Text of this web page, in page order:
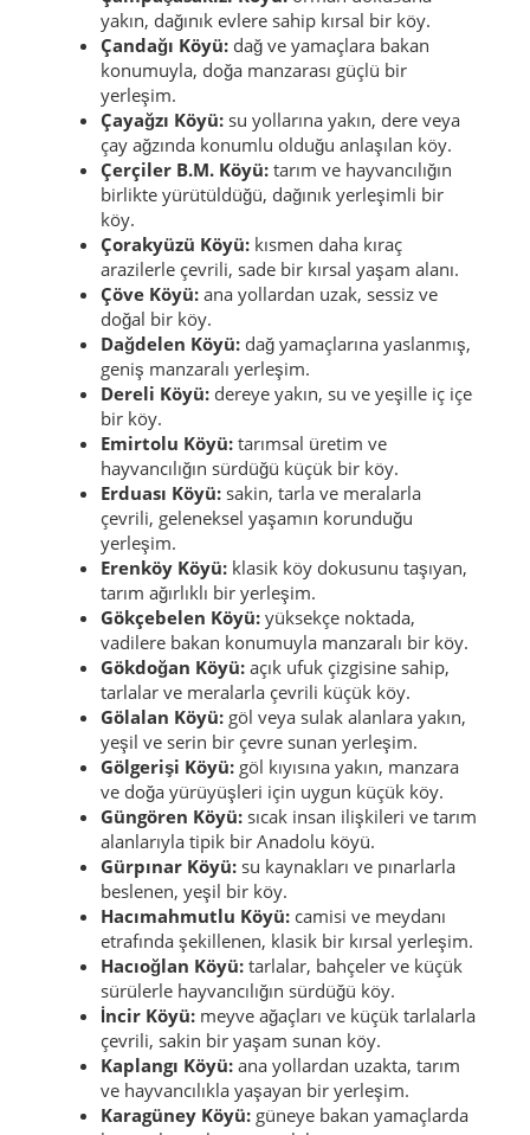
yakın, dağınık evlere sahip kırsal bir köy.
Çandağı Köyü: dağ ve yamaçlara bakan
konumuyla, doğa manzarası güçlü bir
yerleşim.
Çayağzı Köyü: su yollarına yakın, dere veya
çay ağzında konumlu olduğu anlaşılan köy.
Çerçiler B.M. Köyü: tarım ve hayvancılığın
birlikte yürütüldüğü, dağınık yerleşimli bir
köy.
Çorakyüzü Köyü: kısmen daha kıraç
arazilerle çevrili, sade bir kırsal yaşam alanı.
Çöve Köyü: ana yollardan uzak, sessiz ve
doğal bir köy.
Dağdelen Köyü: dağ yamaçlarına yaslanmış,
geniş manzaralı yerleşim.
Dereli Köyü: dereye yakın, su ve yeşille iç içe
bir köy.
Emirtolu Köyü: tarımsal üretim ve
hayvancılığın sürdüğü küçük bir köy.
Erduası Köyü: sakin, tarla ve meralarla
çevrili, geleneksel yaşamın korunduğu
yerleşim.
Erenköy Köyü: klasik köy dokusunu taşıyan,
tarım ağırlıklı bir yerleşim.
Gökçebelen Köyü: yüksekçe noktada,
vadilere bakan konumuyla manzaralı bir köy.
Gökdoğan Köyü: açık ufuk çizgisine sahip,
tarlalar ve meralarla çevrili küçük köy.
Gölalan Köyü: göl veya sulak alanlara yakın,
yeşil ve serin bir çevre sunan yerleşim.
Gölgerişi Köyü: göl kıyısına yakın, manzara
ve doğa yürüyüşleri için uygun küçük köy.
Güngören Köyü: sıcak insan ilişkileri ve tarım
alanlarıyla tipik bir Anadolu köyü.
Gürpınar Köyü: su kaynakları ve pınarlarla
beslenen, yeşil bir köy.
Hacımahmutlu Köyü: camisi ve meydanı
etrafında şekillenen, klasik bir kırsal yerleşim.
Hacıoğlan Köyü: tarlalar, bahçeler ve küçük
sürülerle hayvancılığın sürdüğü köy.
İncir Köyü: meyve ağaçları ve küçük tarlalarla
çevrili, sakin bir yaşam sunan köy.
Kaplangı Köyü: ana yollardan uzakta, tarım
ve hayvancılıkla yaşayan bir yerleşim.
Karagüney Köyü: güneye bakan yamaçlarda